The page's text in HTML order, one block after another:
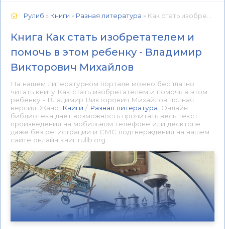
Рулиб » Книги » Разная литература » Как стать изобретателем и помочь в этом ребенку - Владимир Викторович Михайлов 📕 - Книга онлайн бесплатно
Книга Как стать изобретателем и
помочь в этом ребенку - Владимир
Викторович Михайлов
На нашем литературном портале можно бесплатно
читать книгу Как стать изобретателем и помочь в этом
ребенку - Владимир Викторович Михайлов полная
версия. Жанр: Книги / Разная литература . Онлайн
библиотека дает возможность прочитать весь текст
произведения на мобильном телефоне или десктопе
даже без регистрации и СМС подтверждения на нашем
сайте онлайн книг rulib.org.